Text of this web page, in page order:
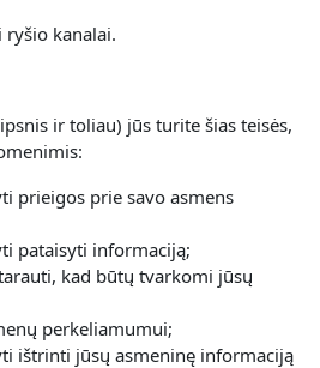
kanalai.
ir toliau) jūs turite šias teisės,
prieigos prie savo asmens
pataisyti informaciją;
kad būtų tvarkomi jūsų
perkeliamumui;
ištrinti jūsų asmeninę informaciją